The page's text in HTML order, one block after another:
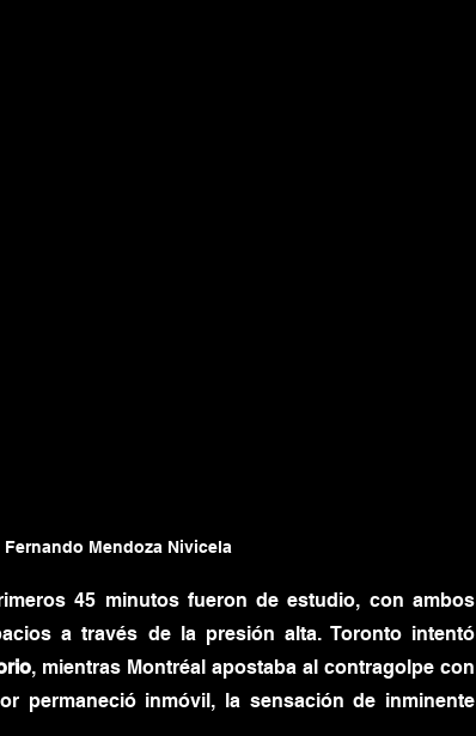
Fernando Mendoza Nivicela
45 minutos fueron de estudio, con ambos
a través de la presión alta. Toronto intentó
, mientras Montréal apostaba al contragolpe con
permaneció inmóvil, la sensación de inminente